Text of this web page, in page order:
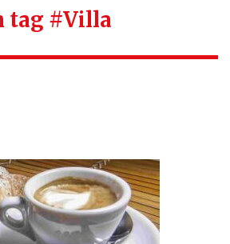
Anatomia del quotidiano di Clelia
tag #Villa